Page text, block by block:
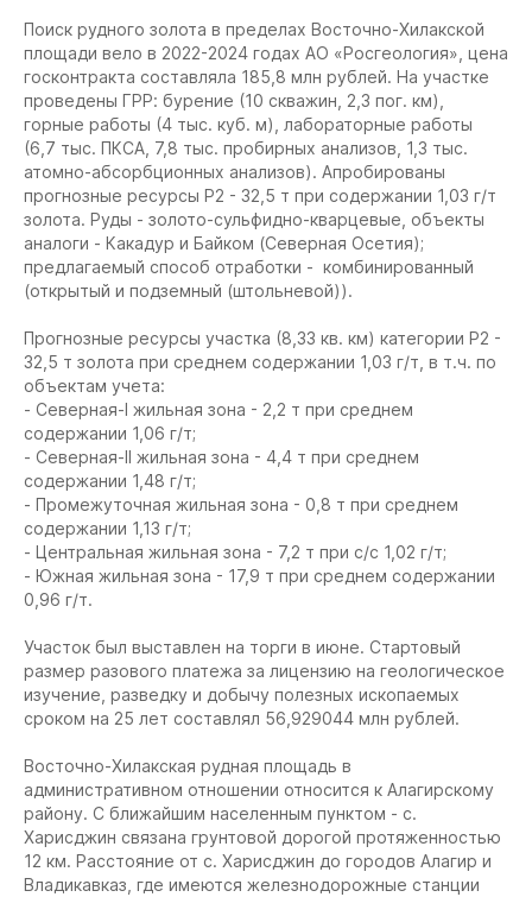
Поиск рудного золота в пределах Восточно-Хилакской
площади вело в 2022-2024 годах АО «Росгеология», цена
госконтракта составляла 185,8 млн рублей. На участке
проведены ГРР: бурение (10 скважин, 2,3 пог. км),
горные работы (4 тыс. куб. м), лабораторные работы
(6,7 тыс. ПКСА, 7,8 тыс. пробирных анализов, 1,3 тыс.
атомно-абсорбционных анализов). Апробированы
прогнозные ресурсы Р2 - 32,5 т при содержании 1,03 г/т
золота. Руды - золото-сульфидно-кварцевые, объекты
аналоги - Какадур и Байком (Северная Осетия);
предлагаемый способ отработки - комбинированный
(открытый и подземный (штольневой)).
Прогнозные ресурсы участка (8,33 кв. км) категории Р2 -
32,5 т золота при среднем содержании 1,03 г/т, в т.ч. по
объектам учета:
- Северная-I жильная зона - 2,2 т при среднем
содержании 1,06 г/т;
- Северная-II жильная зона - 4,4 т при среднем
содержании 1,48 г/т;
- Промежуточная жильная зона - 0,8 т при среднем
содержании 1,13 г/т;
- Центральная жильная зона - 7,2 т при с/с 1,02 г/т;
- Южная жильная зона - 17,9 т при среднем содержании
0,96 г/т.
Участок был выставлен на торги в июне. Стартовый
размер разового платежа за лицензию на геологическое
изучение, разведку и добычу полезных ископаемых
сроком на 25 лет составлял 56,929044 млн рублей.
Восточно-Хилакская рудная площадь в
административном отношении относится к Алагирскому
району. С ближайшим населенным пунктом - с.
Харисджин связана грунтовой дорогой протяженностью
12 км. Расстояние от с. Харисджин до городов Алагир и
Владикавказ, где имеются железнодорожные станции